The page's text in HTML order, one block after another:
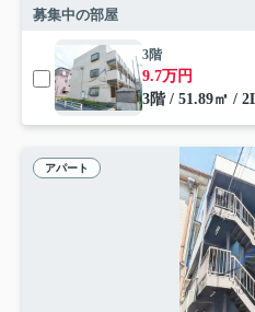
募集中の部屋
3階
9.7万円
3階 / 51.89㎡ /
アパート